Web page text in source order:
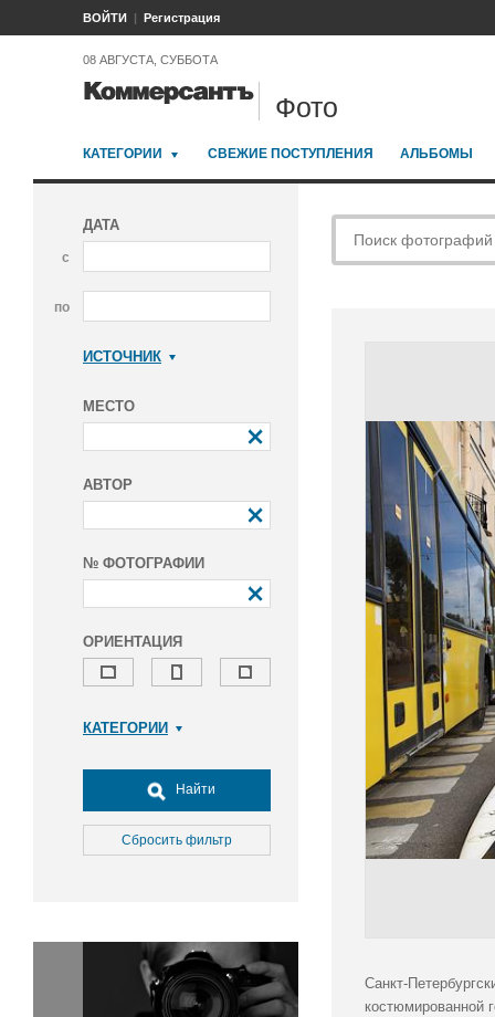
ВОЙТИ Регистрация
08 АВГУСТА, СУББОТА
Фото
КАТЕГОРИИ СВЕЖИЕ ПОСТУПЛЕНИЯ АЛЬБОМЫ
ДАТА
с
по
ИСТОЧНИК
МЕСТО
АВТОР
№ ФОТОГРАФИИ
ОРИЕНТАЦИЯ
КАТЕГОРИИ
Досуг, туризм и отдых
Культура
Медицина
Окружающая среда
Политика
Правосудие
Найти
Сбросить фильтр
Санкт-
костюмированной